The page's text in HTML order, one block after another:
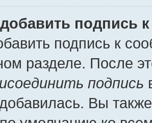
подпись
подпись к
разделе. После
подпись
Вы